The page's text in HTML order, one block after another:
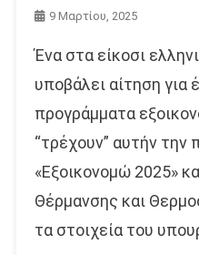
9 Μαρτίου, 2025
Ένα στα είκοσι
υποβάλει αίτηση για
προγράμματα
“τρέχουν” αυτήν την
«Εξοικονομώ 2025»
Θέρμανσης και
τα στοιχεία του